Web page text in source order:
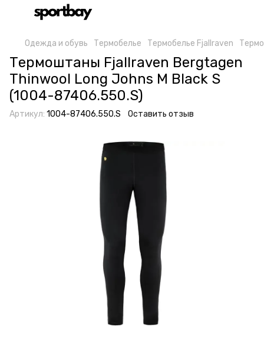
Одежда и обувь Термобелье Термобелье Fjallraven
Термоштаны Fjallraven Bergtagen
Thinwool Long Johns M Black S
(1004-87406.550.S)
Артикул: 1004-87406.550.S Оставить отзыв